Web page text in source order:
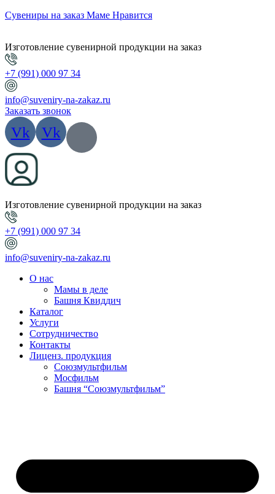
Сувениры на заказ Маме Нравится
Изготовление сувенирной продукции на заказ
+7 (991) 000 97 34
info@suveniry-na-zakaz.ru
Заказать звонок
Vk Vk
Изготовление сувенирной продукции на заказ
+7 (991) 000 97 34
info@suveniry-na-zakaz.ru
О нас
Мамы в деле
Башня Квиддич
Каталог
Услуги
Сотрудничество
Контакты
Лиценз. продукция
Союзмультфильм
Мосфильм
Башня “Союзмультфильм”